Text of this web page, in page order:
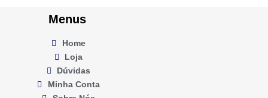
Menus
Home
Loja
Dúvidas
Minha Conta